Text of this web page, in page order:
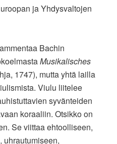
ja Yhdysvaltojen
ammentaa Bachin
Musikalisches
1747), mutta yhtä lailla
Viulu liitelee
syvänteiden
koraaliin. Otsikko on
Se viittaa ehtoolliseen,
uhrautumiseen,